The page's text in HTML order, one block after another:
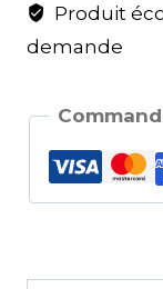
Produit
demande